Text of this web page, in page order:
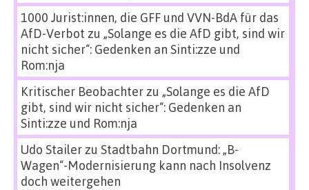
1000 Jurist:innen, die GFF und VVN-BdA für das
AfD-Verbot zu „Solange es die AfD gibt, sind wir
nicht sicher“: Gedenken an Sinti:zze und
Rom:nja
Kritischer Beobachterzu „Solange es die AfD
gibt, sind wir nicht sicher“: Gedenken an
Sinti:zze und Rom:nja
Udo Stailerzu Stadtbahn Dortmund: „B-
Wagen“-Modernisierung kann nach Insolvenz
doch weitergehen